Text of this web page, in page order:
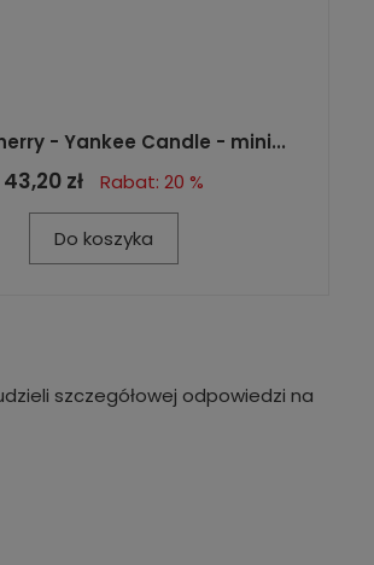
- Yankee Candle - mini...
43,20 zł Rabat: 20 %
Do koszyka
szczegółowej odpowiedzi na